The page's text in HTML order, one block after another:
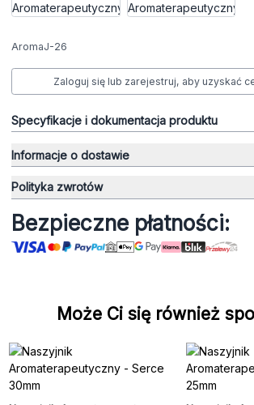
AromaJ-26
Zaloguj się lub zarejestruj, aby uzyskać
Specyfikacje i dokumentacja produktu
Informacje o dostawie
Polityka zwrotów
Bezpieczne płatności:
Może Ci się również